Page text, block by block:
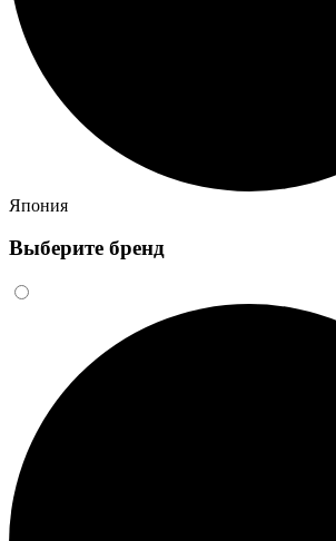
Япония
Выберите бренд